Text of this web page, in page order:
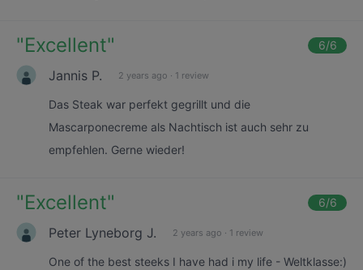
"Excellent" 6/6
Jannis P. 2 years ago · 1 review
Das Steak war perfekt gegrillt und die
Mascarponecreme als Nachtisch ist auch sehr zu
empfehlen. Gerne wieder!
"Excellent" 6/6
Peter Lyneborg J. 2 years ago · 1 review
One of the best steeks I have had i my life - Weltklasse:)